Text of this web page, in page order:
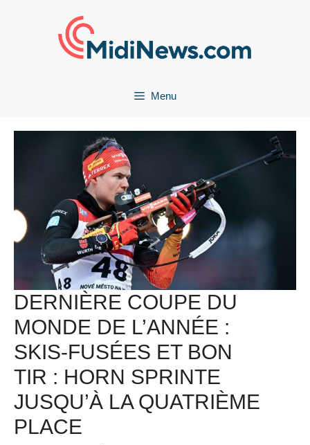
Menu
DERNIÈRE COUPE DU
MONDE DE L’ANNÉE :
SKIS-FUSÉES ET BON
TIR : HORN SPRINTE
JUSQU’À LA QUATRIÈME
PLACE